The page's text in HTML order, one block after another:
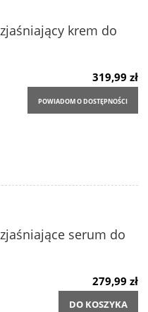
krem do
319,99 zł
POWIADOM O DOSTĘPNOŚCI
serum do
279,99 zł
DO KOSZYKA